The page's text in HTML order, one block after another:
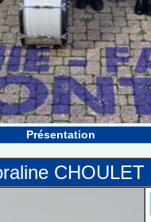
Présentation
CHOULET